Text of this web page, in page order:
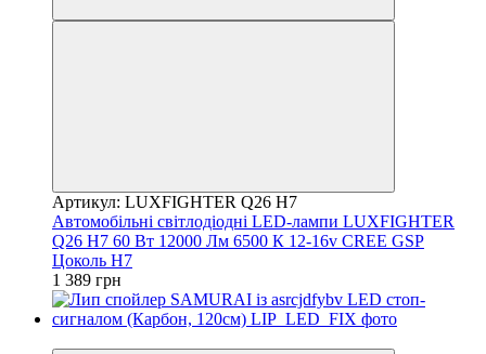
Артикул: LUXFIGHTER Q26 H7
Автомобільні світлодіодні LED-лампи LUXFIGHTER
Q26 H7 60 Вт 12000 Лм 6500 К 12-16v CREE GSP
Цоколь H7
1 389 грн